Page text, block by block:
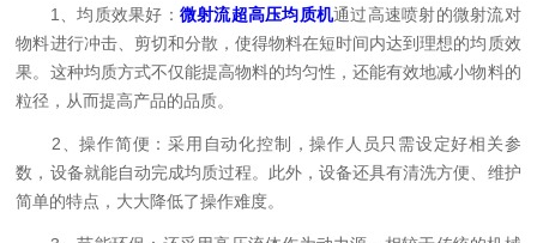
1、均质效果好： 微射流超高压均质机通过高速喷射的微射流对
物料进行冲击、剪切和分散，使得物料在短时间内达到理想的均质效
果。这种均质方式不仅能提高物料的均匀性，还能有效地减小物料的
粒径，从而提高产品的品质。
2、操作简便：采用自动化控制，操作人员只需设定好相关参
数，设备就能自动完成均质过程。此外，设备还具有清洗方便、维护
简单的特点，大大降低了操作难度。